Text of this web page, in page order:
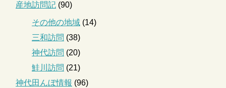
産地訪問記 (90)
その他の地域 (14)
三和訪問 (38)
神代訪問 (20)
鮭川訪問 (21)
神代田んぼ情報 (96)